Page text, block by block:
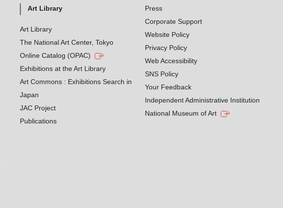
Art Library
Art Library
The National Art Center, Tokyo
Online Catalog (OPAC)
Exhibitions at the Art Library
Art Commons : Exhibitions Search in
Japan
JAC Project
Publications
Press
Corporate Support
Website Policy
Privacy Policy
Web Accessibility
SNS Policy
Your Feedback
Independent Administrative Institution
National Museum of Art